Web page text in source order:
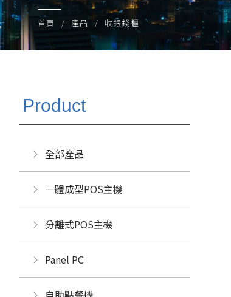
首頁 產品 收銀錢櫃
Product
全部產品
一體成型POS主機
分離式POS主機
Panel PC